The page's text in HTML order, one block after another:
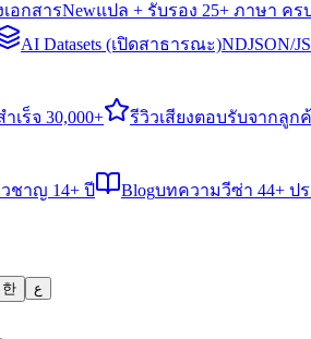
อกสารNewแปล + รับรอง 25+ ภาษา คร
AI Datasets (เปิดสาธารณะ)NDJSON/
เร็จ 30,000+ รีวิวเสียงตอบรับจากลูก
ชาญ 14+ ปี Blogบทความวีซ่า 44+ ป
한 ع